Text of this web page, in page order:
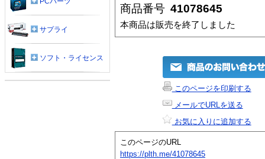
商品番号 41078645
本商品は販売を終了しました
このページを印刷する
メールでURLを送る
お気に入りに追加する
このページのURL
https://plth.me/41078645
サプライ
ソフト・ライセンス